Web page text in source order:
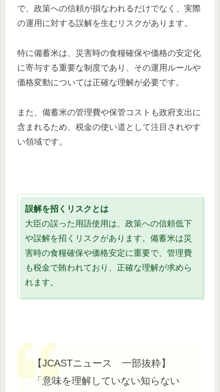
で、政策への信頼が損なわれるだけでなく、実際
の運用に対する誤解を生むリスクがあります。
特に備蓄米は、災害時の食糧確保や価格の安定化
に寄与する重要な制度であり、その運用ルールや
価格変動については正確な理解が必要です。
また、備蓄米の管理費や保管コストも政府支出に
含まれるため、税金の使い道として注目されやす
い領域です。
誤解を招くリスクとは
大臣の誤った用語使用は、政策への信頼低下
や誤解を招くリスクがあります。備蓄米は災
害時の食糧確保や価格安定に重要で、管理費
も税金で賄われており、正確な理解が求めら
れます。
【JCASTニュース 一部抜粋】
「意味を理解していない知らない